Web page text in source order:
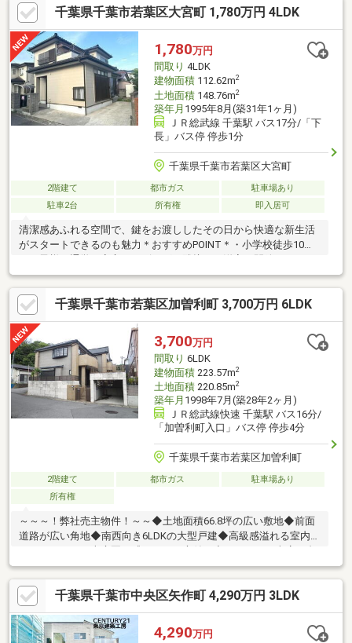
です。●約１１．５４平米の開放感に溢れたルーフバルコニーで
は、洗濯物を干すことはもちろん、BBQ等もお楽しみいただけま
す。●様々な用途に使用可能な小屋裏収納では、テレワーク・仮
眠等、自由な楽しみ方を選択いただけます！●駐車スペースには
カーポートが設置されており、愛車が雨に濡れる心配もございま
せん。
千葉県千葉市若葉区大宮町 1,780万円 4LDK
1,780万円
間取り 4LDK
建物面積112.62m2
土地面積148.76m2
築年月 1995年8月(築31年1ヶ月)
ＪＲ総武線 千葉駅 バス17分/「下
長」バス停 停歩1分
千葉県千葉市若葉区大宮町
2階建て 都市ガス
駐車場あり
駐車2台
所有権 即入居可
清潔感あふれる空間で、鍵をお渡ししたその日から快適な新生活
がスタートできるのも魅力＊おすすめPOINT＊・小学校徒歩10分
広々した空間へ・キッチンは独立しており、リビングへの匂いな
ども軽減のびのびと子育てをしたいファミリー層から落ち着いた
環境で暮らしたい方まで幅広くおすすめできるお家・・リフォー
ム内容・・■外壁塗装・ベランダ防水■一部建具交換■玄関ドア交
換■クロス・CF 張替■障子張替■畳表替■キッチン水栓交換■ユニッ
トバス交換■洗面化粧台交換■トイレ交換■白蟻防除工事■ハウスク
リーニング
千葉県千葉市若葉区加曽利町 3,700万円 6LDK
3,700万円
間取り 6LDK
建物面積223.57m2
土地面積220.85m2
築年月 1998年7月(築28年2ヶ月)
ＪＲ総武線快速 千葉駅 バス16分/
「加曽利町入口」バス停 停歩4分
千葉県千葉市若葉区加曽利町
2階建て 都市ガス
駐車場あり
所有権
～～～！弊社売主物件！～～◆土地面積66.8坪の広い敷地◆前面
道路が広い角地◆南西向き6LDKの大型戸建◆高級感溢れる室内と
駐車可 〇スーパーやコンビニ、ドラッグストアが近く便利な立
地〇加曽利中学校徒歩6分高級感溢れるお家を是非一度ご覧くださ
い(●´ω｀●)※境界非明示
千葉県千葉市中央区矢作町 4,290万円 3LDK
4,290万円